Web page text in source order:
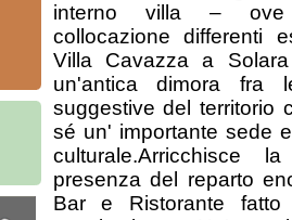
interno villa – ove
collocazione differenti
Villa Cavazza a
un'antica dimora fra
suggestive del territorio
sé un' importante sede
culturale.Arricchisce
presenza del reparto
Bar e Ristorante